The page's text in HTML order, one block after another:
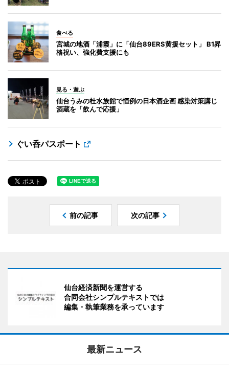
食べる
宮城の地酒「浦霞」に「仙台89ERS黄援セット」 B1昇
格祝い、強化費支援にも
見る・遊ぶ
仙台うみの杜水族館で恒例の日本酒企画 感染対策講じ
酒蔵を「飲んで応援」
ぐい呑パスポート
前の記事 次の記事
仙台経済新聞を運営する
合同会社シンプルテキストでは
編集・執筆業務を承っています
最新ニュース